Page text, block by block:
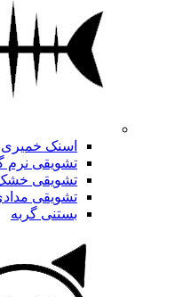
اسنک خمیری
تشویقی نرم
تشویقی خشک
تشویقی
بستنی گربه